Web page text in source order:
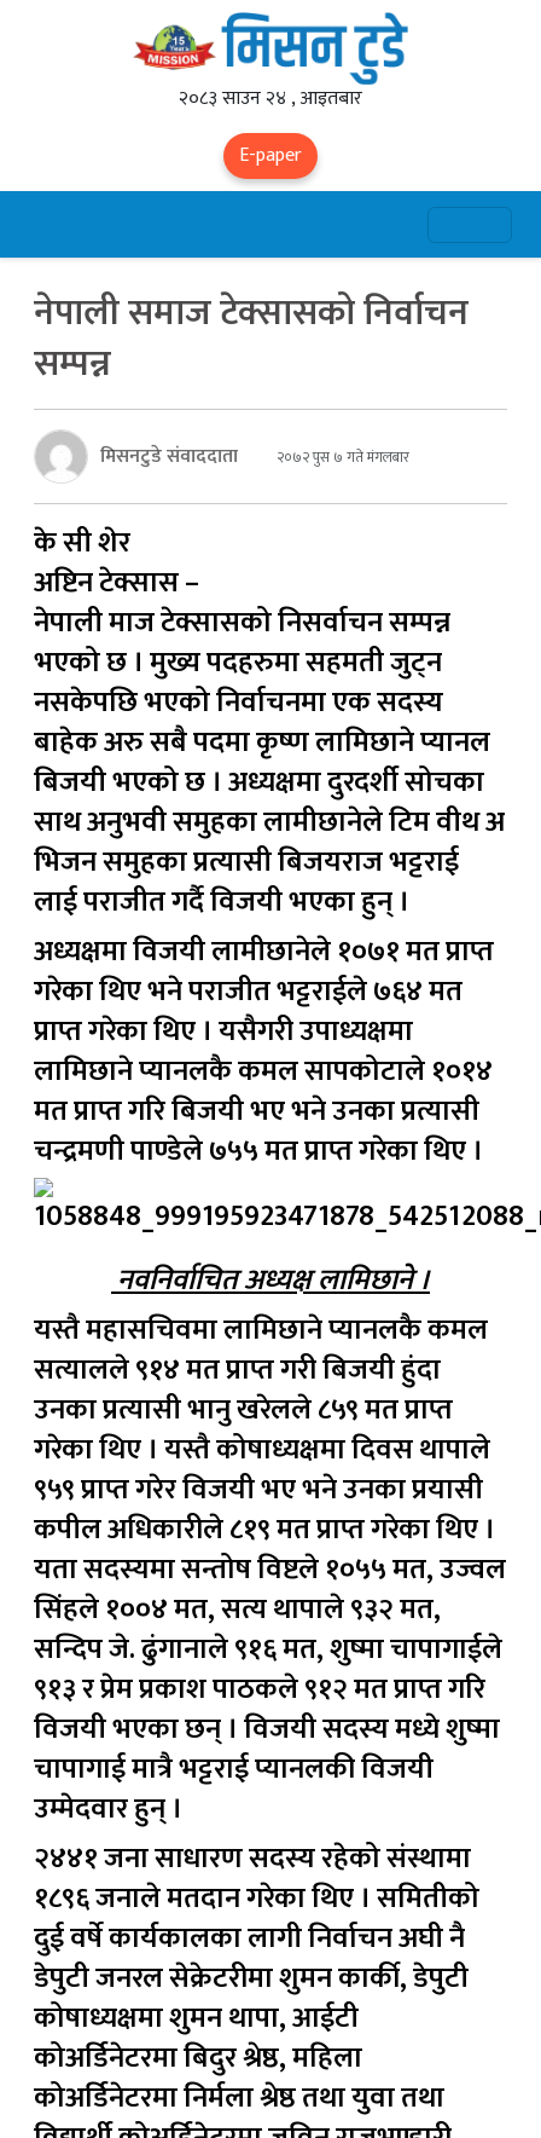
२०८३ साउन २४ , आइतबार
E-paper
नेपाली समाज टेक्सासको निर्वाचन
सम्पन्न
मिसनटुडे संवाददाता २०७२ पुस ७ गते मंगलबार
के सी शेर
अष्टिन टेक्सास –
नेपाली माज टेक्सासको निसर्वाचन सम्पन्न
भएको छ । मुख्य पदहरुमा सहमती जुट्न
नसकेपछि भएको निर्वाचनमा एक सदस्य
बाहेक अरु सबै पदमा कृष्ण लामिछाने प्यानल
बिजयी भएको छ । अध्यक्षमा दुरदर्शी सोचका
साथ अनुभवी समुहका लामीछानेले टिम वीथ अ
भिजन समुहका प्रत्यासी बिजयराज भट्टराई
लाई पराजीत गर्दै विजयी भएका हुन् ।
अध्यक्षमा विजयी लामीछानेले १०७१ मत प्राप्त
गरेका थिए भने पराजीत भट्टराईले ७६४ मत
प्राप्त गरेका थिए । यसैगरी उपाध्यक्षमा
लामिछाने प्यानलकै कमल सापकोटाले १०१४
मत प्राप्त गरि बिजयी भए भने उनका प्रत्यासी
चन्द्रमणी पाण्डेले ७५५ मत प्राप्त गरेका थिए ।
नवनिर्वाचित अध्यक्ष लामिछाने ।
यस्तै महासचिवमा लामिछाने प्यानलकै कमल
सत्यालले ९१४ मत प्राप्त गरी बिजयी हुंदा
उनका प्रत्यासी भानु खरेलले ८५९ मत प्राप्त
गरेका थिए । यस्तै कोषाध्यक्षमा दिवस थापाले
९५९ प्राप्त गरेर विजयी भए भने उनका प्रयासी
कपील अधिकारीले ८१९ मत प्राप्त गरेका थिए ।
यता सदस्यमा सन्तोष विष्टले १०५५ मत, उज्वल
सिंहले १००४ मत, सत्य थापाले ९३२ मत,
सन्दिप जे. ढुंगानाले ९१६ मत, शुष्मा चापागाईले
९१३ र प्रेम प्रकाश पाठकले ९१२ मत प्राप्त गरि
विजयी भएका छन् । विजयी सदस्य मध्ये शुष्मा
चापागाई मात्रै भट्टराई प्यानलकी विजयी
उम्मेदवार हुन् ।
२४४१ जना साधारण सदस्य रहेको संस्थामा
१८९६ जनाले मतदान गरेका थिए । समितीको
दुई वर्षे कार्यकालका लागी निर्वाचन अघी नै
डेपुटी जनरल सेक्रेटरीमा शुमन कार्की, डेपुटी
कोषाध्यक्षमा शुमन थापा, आईटी
कोअर्डिनेटरमा बिदुर श्रेष्ठ, महिला
कोअर्डिनेटरमा निर्मला श्रेष्ठ तथा युवा तथा